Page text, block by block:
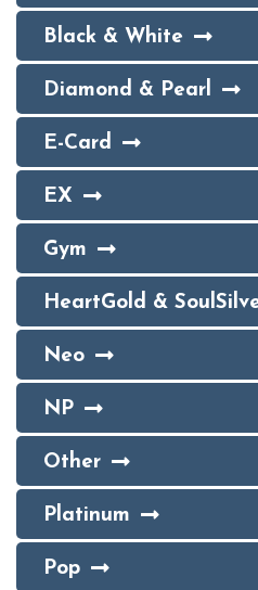
Black & White
Diamond & Pearl
E-Card
EX
Gym
HeartGold &
Neo
NP
Other
Platinum
Pop